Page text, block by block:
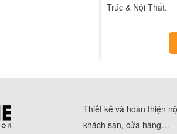
Trúc & Nội Thất.
Thiết kế và hoàn thiện
khách sạn, cửa hàng…